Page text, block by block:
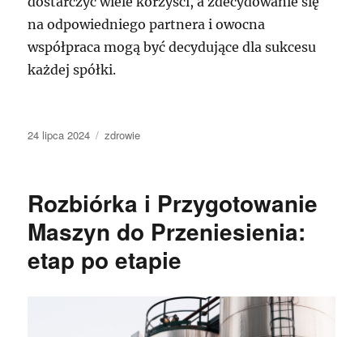
na odpowiedniego partnera i owocna
współpraca mogą być decydujące dla sukcesu
każdej spółki.
Data
24 lipca 2024 Kategorie
zdrowie
Rozbiórka i Przygotowanie
Maszyn do Przeniesienia:
etap po etapie